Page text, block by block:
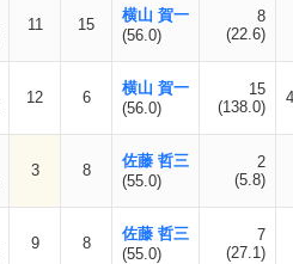
11 15
横山 賀一
(56.0)
8
(22.6)
12 6
横山 賀一
(56.0)
15
(138.0)
3 8
佐藤 哲三
(55.0)
2
(5.8)
9 8
佐藤 哲三
(55.0)
7
(27.1)